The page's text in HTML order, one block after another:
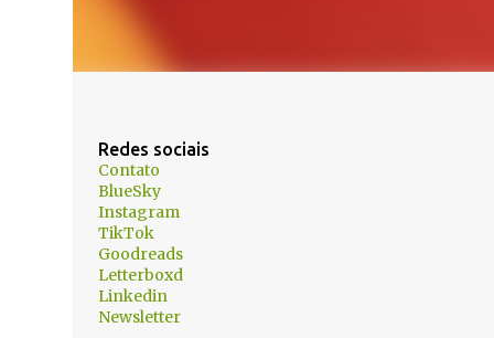
Redes sociais
Contato
BlueSky
Instagram
TikTok
Goodreads
Letterboxd
Linkedin
Newsletter